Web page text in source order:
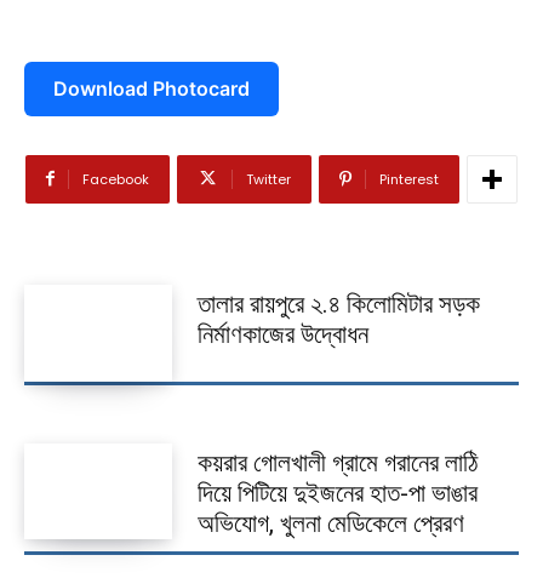
ভিডিও
আজকের পত্রিকা
Download Photocard
Facebook Twitter Pinterest
তালার রায়পুরে ২.৪ কিলোমিটার সড়ক
নির্মাণকাজের উদ্বোধন
কয়রার গোলখালী গ্রামে গরানের লাঠি
দিয়ে পিটিয়ে দুইজনের হাত-পা ভাঙার
অভিযোগ, খুলনা মেডিকেলে প্রেরণ